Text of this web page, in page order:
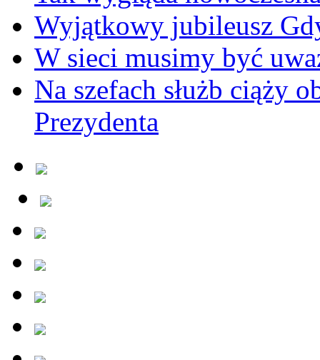
Wyjątkowy jubileusz
W sieci musimy być
Na szefach służb ciąży
Prezydenta